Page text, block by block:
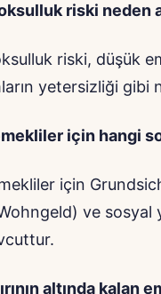
riski neden
riski, düşük
yetersizliği
için hangi
için
ve
altında kalan